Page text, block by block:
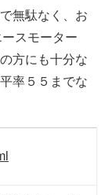
無駄なく、お
スモーター
方にも十分な
率５５までな